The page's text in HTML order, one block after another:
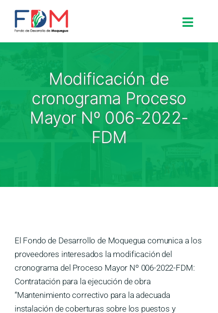
Search for:
Nosotros
Procesos
Contáctanos
Modificación de
cronograma Proceso
Mayor Nº 006-2022-
FDM
El Fondo de Desarrollo de Moquegua comunica a los
proveedores interesados la modificación del
cronograma del Proceso Mayor Nº 006-2022-FDM:
Contratación para la ejecución de obra
“Mantenimiento correctivo para la adecuada
instalación de coberturas sobre los puestos y